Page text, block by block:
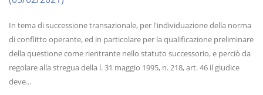
In tema di successione transazionale, per l'individuazione della norma
di conflitto operante, ed in particolare per la qualificazione preliminare
della questione come rientrante nello statuto successorio, e perciò da
regolare alla stregua della l. 31 maggio 1995, n. 218, art. 46 il giudice
deve...